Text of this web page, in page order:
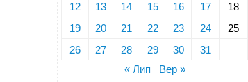
12
13 14 15 16 17
18
19
20 21 22 23 24
25
26
27 28 29 30
31
« Лип
Вер »